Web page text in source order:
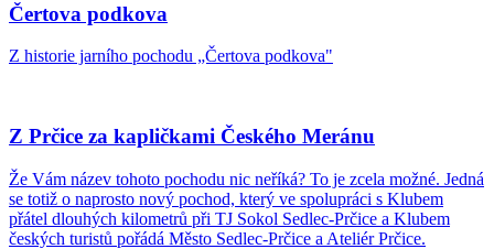
Čertova podkova
Z historie jarního pochodu „Čertova podkova"
Z Prčice za kapličkami Českého Meránu
Že Vám název tohoto pochodu nic neříká? To je zcela možné. Jedná
se totiž o naprosto nový pochod, který ve spolupráci s Klubem
přátel dlouhých kilometrů při TJ Sokol Sedlec-Prčice a Klubem
českých turistů pořádá Město Sedlec-Prčice a Ateliér Prčice.